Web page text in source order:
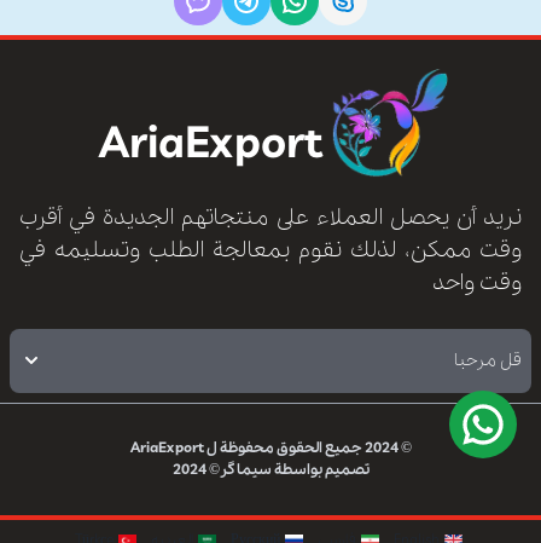
AriaExport
نريد أن يحصل العملاء على منتجاتهم الجديدة في أقرب
وقت ممكن، لذلك نقوم بمعالجة الطلب وتسليمه في
وقت واحد
قل مرحبا
© 2024 جميع الحقوق محفوظة لAriaExport
تصميم بواسطةسیماگر© 2024